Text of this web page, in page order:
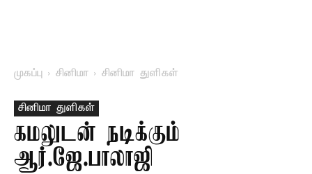
முகப்பு சினிமா சினிமா துளிகள்
சினிமா துளிகள்
கமலுடன் நடிக்கும்
ஆர்.ஜே.பாலாஜி